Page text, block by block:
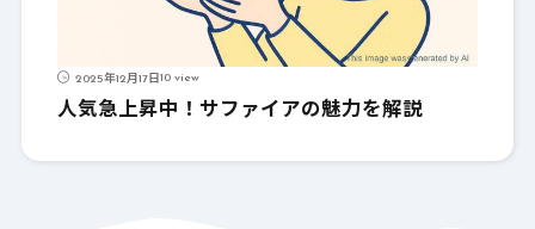
2025年12月17日10 view
人気急上昇中！サファイアの魅力を解説